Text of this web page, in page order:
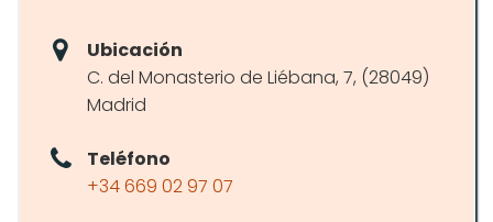
Ubicación
C. del Monasterio de Liébana, 7, (28049)
Madrid
Teléfono
+34 669 02 97 07